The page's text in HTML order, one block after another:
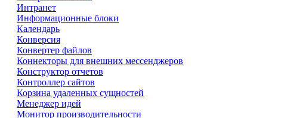
Интранет
Информационные блоки
Календарь
Конверсия
Конвертер файлов
Коннекторы для внешних мессенджеров
Конструктор отчетов
Контроллер сайтов
Корзина удаленных сущностей
Менеджер идей
Монитор производительности